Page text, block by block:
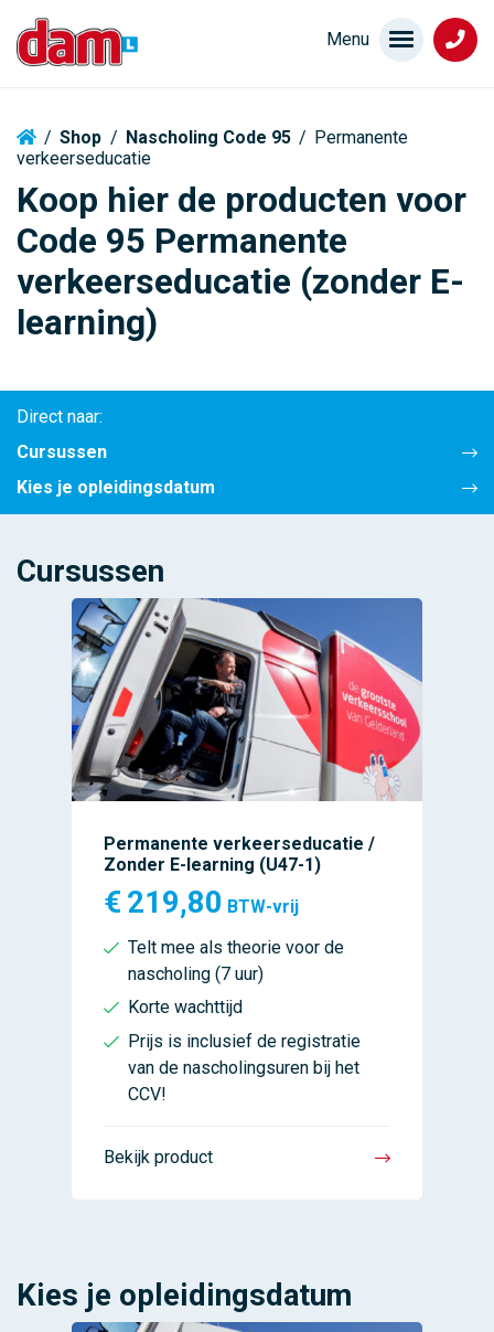
/ Shop / Nascholing Code 95 / Permanente
verkeerseducatie
Koop hier de producten voor
Code 95 Permanente
verkeerseducatie (zonder E-
learning)
Direct naar:
Cursussen
Kies je opleidingsdatum
Cursussen
Permanente verkeerseducatie /
Zonder E-learning (U47-1)
€ 219,80 BTW-vrij
Telt mee als theorie voor de
nascholing (7 uur)
Korte wachttijd
Prijs is inclusief de registratie
van de nascholingsuren bij het
CCV!
Bekijk product
Kies je opleidingsdatum